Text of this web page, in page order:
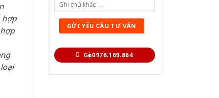
Gọi 0976.169.864
hợp